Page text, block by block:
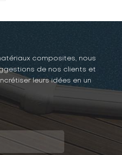
composites, nous
de nos clients et
leurs idées en un